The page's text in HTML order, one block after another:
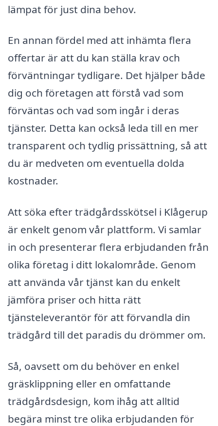
lämpat för just dina behov.
En annan fördel med att inhämta flera
offertar är att du kan ställa krav och
förväntningar tydligare. Det hjälper både
dig och företagen att förstå vad som
förväntas och vad som ingår i deras
tjänster. Detta kan också leda till en mer
transparent och tydlig prissättning, så att
du är medveten om eventuella dolda
kostnader.
Att söka efter trädgårdsskötsel i Klågerup
är enkelt genom vår plattform. Vi samlar
in och presenterar flera erbjudanden från
olika företag i ditt lokalområde. Genom
att använda vår tjänst kan du enkelt
jämföra priser och hitta rätt
tjänsteleverantör för att förvandla din
trädgård till det paradis du drömmer om.
Så, oavsett om du behöver en enkel
gräsklippning eller en omfattande
trädgårdsdesign, kom ihåg att alltid
begära minst tre olika erbjudanden för